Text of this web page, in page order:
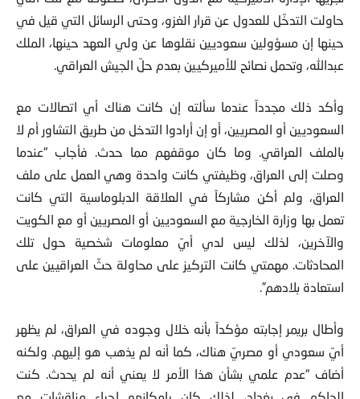
تجريها الإدارة الأميركية مع الدول الأخرى، خصوصاً مع تلك التي
حاولت التدخّل للعدول عن قرار الغزو، وحتى الرسائل التي قيل في
حينها إن مسؤولين سعوديين نقلوها عن ولي العهد حينها، الملك
وأكد ذلك مجدداً عندما سألته إن كانت هناك أي اتصالات مع
السعوديين أو المصريين، أو إن أرادوا التدخل من طريق التشاور أم لا
بالملف العراقي. وما كان موقفهم مما حدث. فأجاب “عندما
وصلت إلى العراق، وظيفتي كانت واحدة وهي العمل على ملف
العراق، ولم أكن مشاركاً في العلاقة الدبلوماسية التي كانت
تعمل بها وزارة الخارجية مع السعوديين أو المصريين أو مع الكويت
والآخرين، لذلك ليس لدي أيّ معلومات شخصية حول تلك
المحادثات. مهمتي كانت التركيز على محاولة حثّ العراقيين على
وأطال بريمر إجابته مؤكداً بأنه خلال وجوده في العراق، لم يظهر
أيّ سعودي أو مصريّ هناك، كما أنه لم يذهب هو إليهم. ولكنه
أضاف “عدم علمي بشأن هذا الأمر لا يعني أنه لم يحدث. كنت